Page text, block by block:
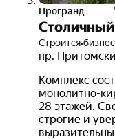
Програнд
Столичный
Строится•бизнес
пр.
Комплекс
монолитно-
28 этажей.
строгие и